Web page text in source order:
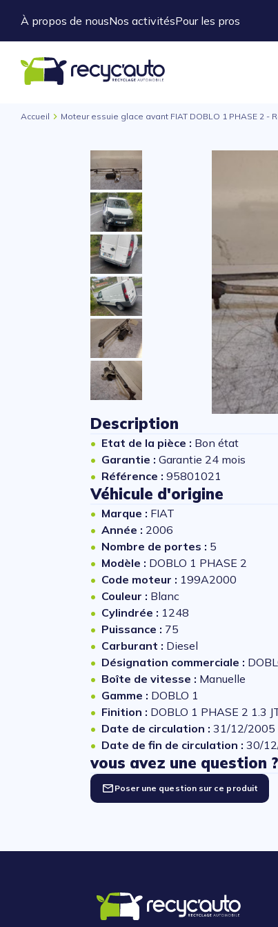
À propos de nousNos activitésPour les pros
Accueil Moteur essuie glace avant FIAT DOBLO 1 PHASE 2 -
Description
Etat de la pièce : Bon état
Garantie : Garantie 24 mois
Référence : 95801021
Véhicule d'origine
Marque : FIAT
Année : 2006
Nombre de portes : 5
Modèle : DOBLO 1 PHASE 2
Code moteur : 199A2000
Couleur : Blanc
Cylindrée : 1248
Puissance : 75
Carburant : Diesel
Désignation commerciale :
Boîte de vitesse : Manuelle
Gamme : DOBLO 1
Finition : DOBLO 1 PHASE 2 1.3
Date de circulation : 31/12/2005
Date de fin de circulation : 30/
vous avez une question ?
Poser une question sur ce produit